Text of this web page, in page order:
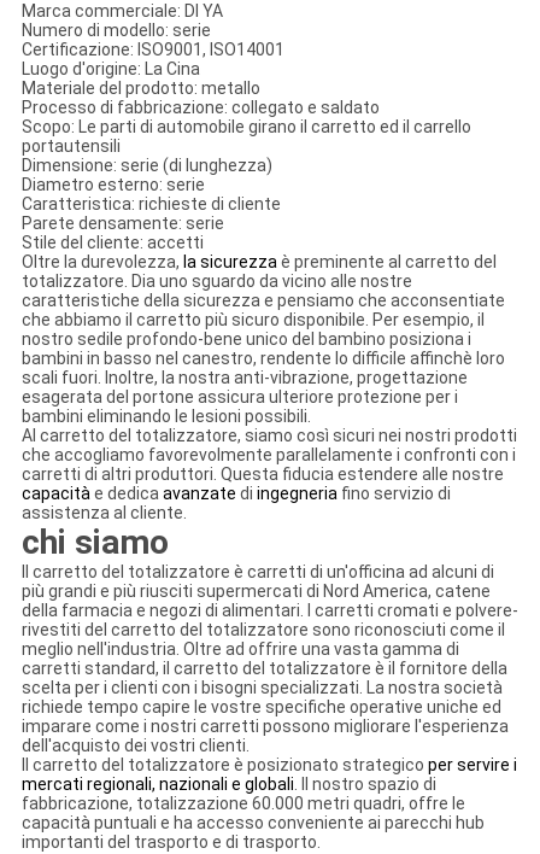
Marca commerciale: DI YA
Numero di modello: serie
Certificazione: ISO9001, ISO14001
Luogo d'origine: La Cina
Materiale del prodotto: metallo
Processo di fabbricazione: collegato e saldato
Scopo: Le parti di automobile girano il carretto ed il carrello
portautensili
Dimensione: serie (di lunghezza)
Diametro esterno: serie
Caratteristica: richieste di cliente
Parete densamente: serie
Stile del cliente: accetti
Oltre la durevolezza, la sicurezzaè preminente al carretto del
totalizzatore. Dia uno sguardo da vicino alle nostre
caratteristiche della sicurezza e pensiamo che acconsentiate
che abbiamo il carretto più sicuro disponibile. Per esempio, il
nostro sedile profondo-bene unico del bambino posiziona i
bambini in basso nel canestro, rendente lo difficile affinchè loro
scali fuori. Inoltre, la nostra anti-vibrazione, progettazione
esagerata del portone assicura ulteriore protezione per i
bambini eliminando le lesioni possibili.
Al carretto del totalizzatore, siamo così sicuri nei nostri prodotti
che accogliamo favorevolmente parallelamente i confronti con i
carretti di altri produttori. Questa fiducia estendere alle nostre
capacitàe dedicaavanzate di ingegneriafino servizio di
assistenza al cliente.
chi siamo
Il carretto del totalizzatore è carretti di un'officina ad alcuni di
più grandi e più riusciti supermercati di Nord America, catene
della farmacia e negozi di alimentari. I carretti cromati e polvere-
rivestiti del carretto del totalizzatore sono riconosciuti come il
meglio nell'industria. Oltre ad offrire una vasta gamma di
carretti standard, il carretto del totalizzatore è il fornitore della
scelta per i clienti con i bisogni specializzati. La nostra società
richiede tempo capire le vostre specifiche operative uniche ed
imparare come i nostri carretti possono migliorare l'esperienza
dell'acquisto dei vostri clienti.
Il carretto del totalizzatore è posizionato strategico per servire i
mercati regionali, nazionali e globali. Il nostro spazio di
fabbricazione, totalizzazione 60.000 metri quadri, offre le
capacità puntuali e ha accesso conveniente ai parecchi hub
importanti del trasporto e di trasporto.